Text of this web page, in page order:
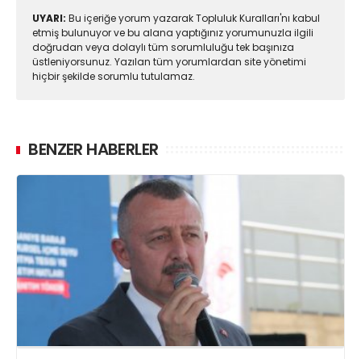
UYARI: Bu içeriğe yorum yazarak Topluluk Kuralları'nı kabul
etmiş bulunuyor ve bu alana yaptığınız yorumunuzla ilgili
doğrudan veya dolaylı tüm sorumluluğu tek başınıza
üstleniyorsunuz. Yazılan tüm yorumlardan site yönetimi
hiçbir şekilde sorumlu tutulamaz.
BENZER HABERLER